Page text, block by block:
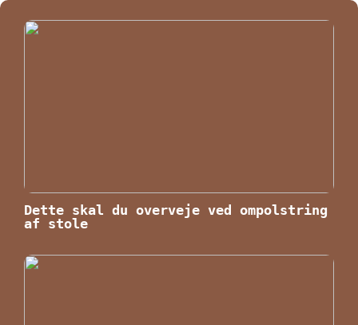
Dette skal du overveje ved ompolstring
af stole